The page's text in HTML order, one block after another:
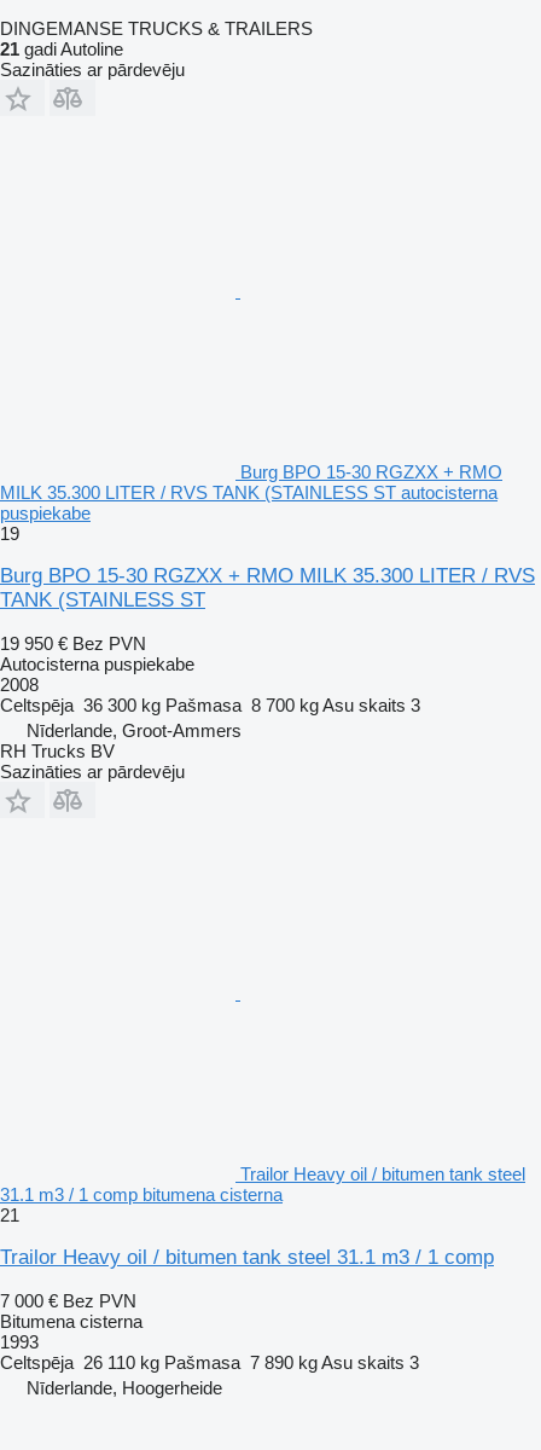
DINGEMANSE TRUCKS & TRAILERS
21 gadi Autoline
Sazināties ar pārdevēju
Burg BPO 15-30 RGZXX + RMO
MILK 35.300 LITER / RVS TANK (STAINLESS ST autocisterna
puspiekabe
19
Burg BPO 15-30 RGZXX + RMO MILK 35.300 LITER / RVS
TANK (STAINLESS ST
19 950 € Bez PVN
Autocisterna puspiekabe
2008
Celtspēja 36 300 kg Pašmasa 8 700 kgAsu skaits 3
Nīderlande, Groot-Ammers
RH Trucks BV
Sazināties ar pārdevēju
Trailor Heavy oil / bitumen tank steel
31.1 m3 / 1 comp bitumena cisterna
21
Trailor Heavy oil / bitumen tank steel 31.1 m3 / 1 comp
7 000 € Bez PVN
Bitumena cisterna
1993
Celtspēja 26 110 kg Pašmasa 7 890 kgAsu skaits 3
Nīderlande, Hoogerheide